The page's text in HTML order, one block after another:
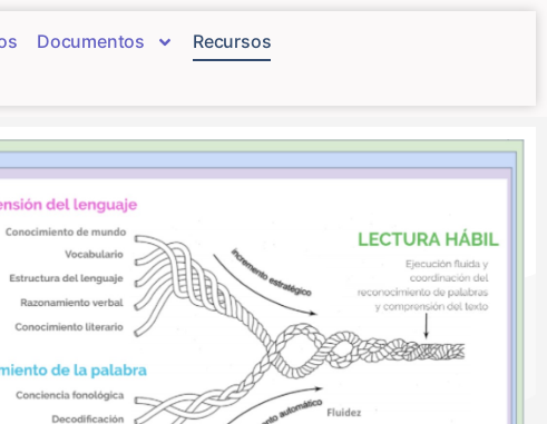
Documentos Recursos